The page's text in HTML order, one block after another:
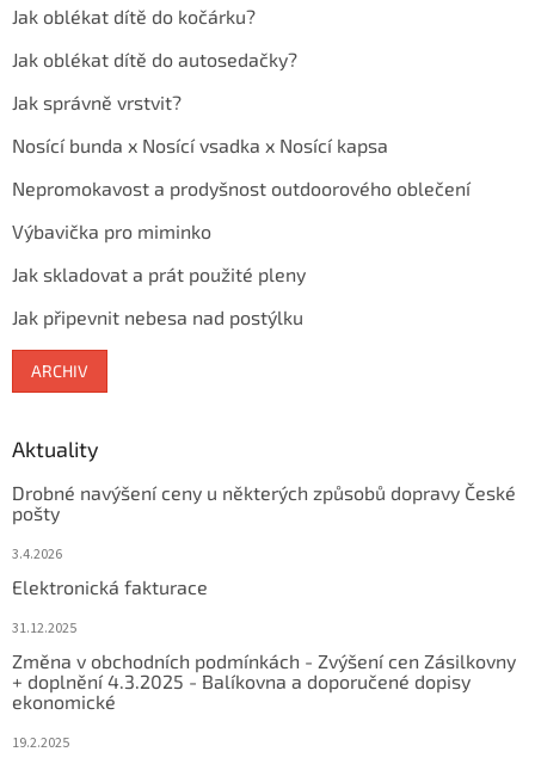
Jak oblékat dítě do kočárku?
Jak oblékat dítě do autosedačky?
Jak správně vrstvit?
Nosící bunda x Nosící vsadka x Nosící kapsa
Nepromokavost a prodyšnost outdoorového oblečení
Výbavička pro miminko
Jak skladovat a prát použité pleny
Jak připevnit nebesa nad postýlku
ARCHIV
Aktuality
Drobné navýšení ceny u některých způsobů dopravy České
pošty
3.4.2026
Elektronická fakturace
31.12.2025
Změna v obchodních podmínkách - Zvýšení cen Zásilkovny
+ doplnění 4.3.2025 - Balíkovna a doporučené dopisy
ekonomické
19.2.2025